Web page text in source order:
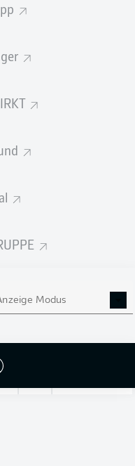
Modus